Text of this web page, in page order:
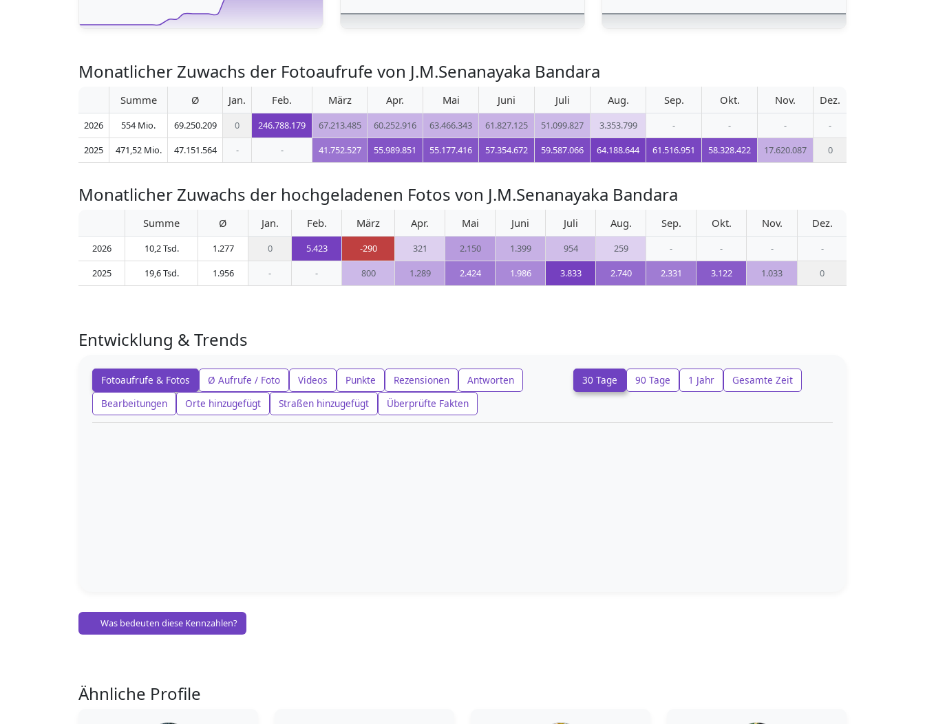
Monatlicher Zuwachs der Fotoaufrufe von J.M.Senanayaka Bandara
Summe Ø Jan. Feb. März Apr. Mai Juni Juli Aug. Sep. Okt. Nov. Dez.
2026 554 Mio. 69.250.209 0 246.788.179 67.213.485 60.252.916 63.466.343 61.827.125 51.099.827 3.353.799 - - -
-
2025
471,52 Mio. 47.151.564 - - 41.752.527 55.989.851 55.177.416 57.354.672 59.587.066 64.188.644 61.516.951 58.328.422 17.620.087 0
Monatlicher Zuwachs der hochgeladenen Fotos von J.M.Senanayaka Bandara
Summe Ø Jan. Feb. März Apr. Mai Juni Juli Aug. Sep. Okt. Nov. Dez.
2026 10,2 Tsd. 1.277 0 5.423 -290 321 2.150 1.399 954 259 - - -
-
2025
19,6 Tsd. 1.956 - - 800 1.289 2.424 1.986 3.833 2.740 2.331 3.122 1.033 0
Entwicklung & Trends
Fotoaufrufe & Fotos Ø Aufrufe / Foto Videos Punkte Rezensionen
Antworten
Bearbeitungen
Orte hinzugefügt Straßen hinzugefügt Überprüfte Fakten
30 Tage 90 Tage 1 Jahr Gesamte Zeit
Was bedeuten diese Kennzahlen?
Ähnliche Profile